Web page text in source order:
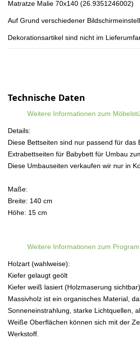
Matratze Malie 70x140 (26.9351246002)
Auf Grund verschiedener
Dekorationsartikel sind nicht im
Technische Daten
Weitere Informationen zum
Details:
Diese Bettseiten sind nur passend für das
Extrabettseiten für Babybett für Umbau
Diese Umbauseiten verkaufen wir nur in
Maße:
Breite: 140 cm
Höhe: 15 cm
Weitere Informationen zum
Holzart (wahlweise):
Kiefer gelaugt geölt
Kiefer weiß lasiert (Holzmaserung
Massivholz ist ein organisches Material,
Sonneneinstrahlung, starke Lichtquellen,
Weiße Oberflächen können sich mit der
Werkstoff.